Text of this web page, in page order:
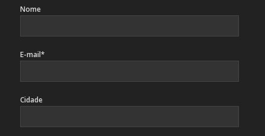
Nome
E-mail*
Cidade